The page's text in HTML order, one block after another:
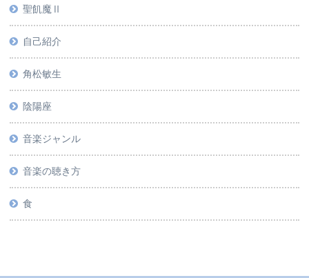
聖飢魔Ⅱ
自己紹介
角松敏生
陰陽座
音楽ジャンル
音楽の聴き方
食